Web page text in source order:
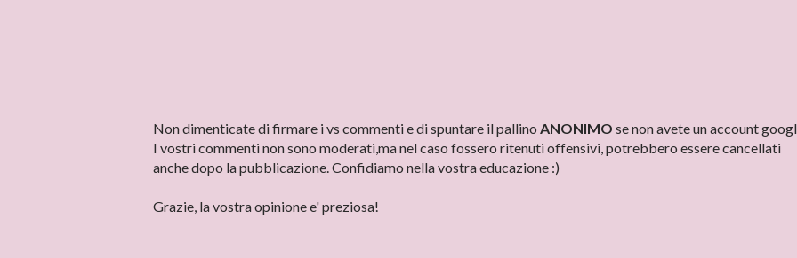
P
o
s
a
Non dimenticate di firmare i vs commenti e di spuntare il pallino ANONIMO se non avete un account
I vostri commenti non sono moderati,ma nel caso fossero ritenuti offensivi, potrebbero essere cancellati
anche dopo la pubblicazione. Confidiamo nella vostra educazione :)
Grazie, la vostra opinione e' preziosa!